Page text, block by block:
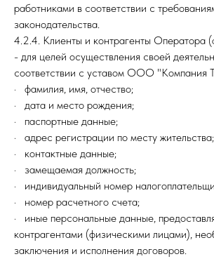
работниками в соответствии с
законодательства.
4.2.4. Клиенты и контрагенты Оператора
- для целей осуществления своей
соответствии с уставом ООО "Компания
· фамилия, имя, отчество;
· дата и место рождения;
· паспортные данные;
· адрес регистрации по месту жительства;
· контактные данные;
· замещаемая должность;
· индивидуальный номер
· номер расчетного счета;
· иные персональные данные,
контрагентами (физическими лицами),
заключения и исполнения договоров.